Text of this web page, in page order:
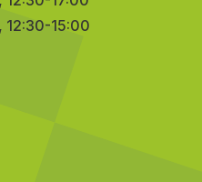
12:30-15:00